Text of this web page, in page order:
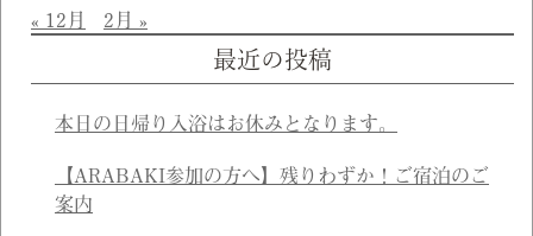
« 12月 2月 »
最近の投稿
本日の日帰り入浴はお休みとなります。
【ARABAKI参加の方へ】残りわずか！ご宿泊のご
案内